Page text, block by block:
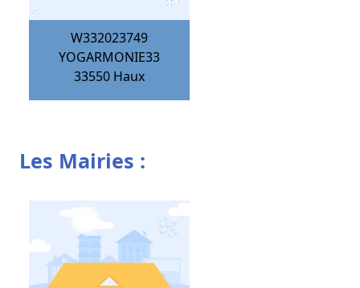
W332023749
YOGARMONIE33
33550 Haux
Les Mairies :